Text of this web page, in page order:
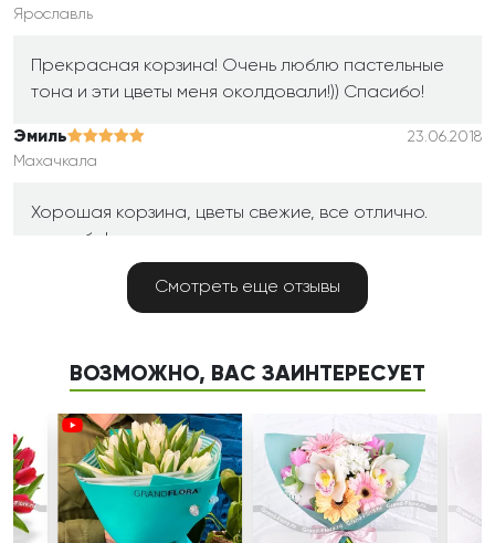
Ярославль
Прекрасная корзина! Очень люблю пастельные
тона и эти цветы меня околдовали!)) Спасибо!
Эмиль
23.06.2018
Махачкала
Хорошая корзина, цветы свежие, все отлично.
спасибо!
Санкт Петербург
Благодарю вас за доставку! Цветы великолепны!
Смотреть еще отзывы
ВОЗМОЖНО, ВАС ЗАИНТЕРЕСУЕТ